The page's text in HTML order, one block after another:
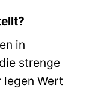
in
strenge
legen Wert